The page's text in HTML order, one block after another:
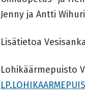
Jenny ja Antti
Lisätietoa
Lohikäärmepuisto